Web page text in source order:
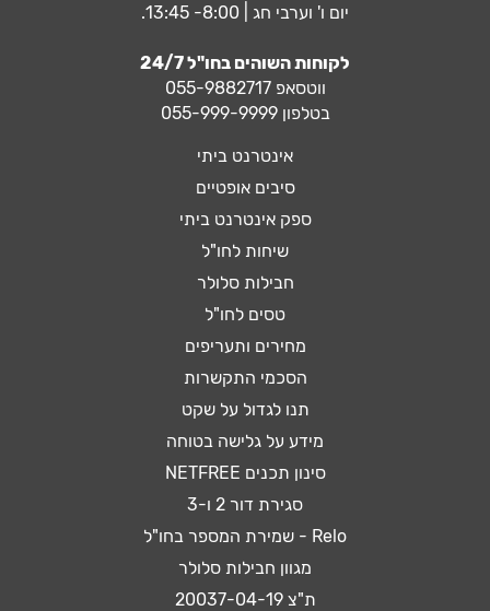
יום ו' וערבי חג | 8:00- 13:45.
לקוחות השוהים בחו"ל 24/7
ווטסאפ055-9882717
בטלפון 055-999-9999
אינטרנט ביתי
סיבים אופטיים
ספק אינטרנט ביתי
שיחות לחו"ל
חבילות סלולר
טסים לחו"ל
מחירים ותעריפים
הסכמי התקשרות
תנו לגדול על שקט
מידע על גלישה בטוחה
סינון תכנים NETFREE
סגירת דור 2 ו-3
Relo - שמירת המספר בחו"ל
מגוון חבילות סלולר
ת"צ 20037-04-19